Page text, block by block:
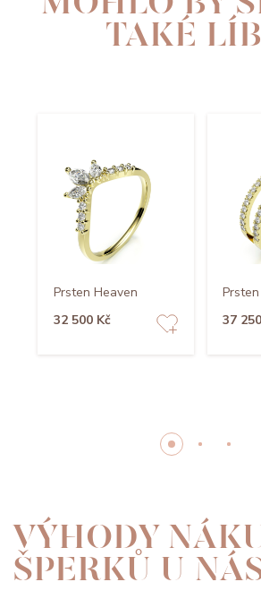
TAKÉ
Prsten Heaven
32 500 Kč
37
VÝHODY
ŠPERKŮ U